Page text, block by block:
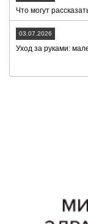
Что могут
03.07.2026
Уход за руками: